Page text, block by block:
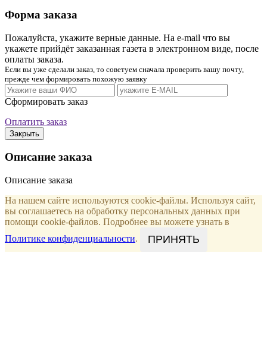
Форма заказа
Пожалуйста, укажите верные данные. На e-mail что вы
укажете прийдёт заказанная газета в электронном виде, после
оплаты заказа.
Если вы уже сделали заказ, то советуем сначала проверить вашу почту,
прежде чем формировать похожую заявку
Сформировать заказ
Оплатить заказ
Закрыть
Описание заказа
Описание заказа
На нашем сайте используются cookie-файлы. Используя сайт,
вы соглашаетесь на обработку персональных данных при
помощи cookie-файлов. Подробнее вы можете узнать в
Политике конфиденциальности. ПРИНЯТЬ